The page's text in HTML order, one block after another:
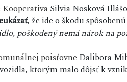
KooperativaSilvia Nosková
, že ide o škodu
poškodený nemá nárok na
poisťovneDalibora
ktorým malo dôjsť k